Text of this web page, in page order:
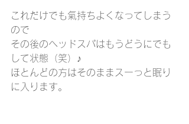
これだけでも氣持ちよくなってしまう
ので
その後のヘッドスパはもうどうにでも
して状態（笑）♪
ほとんどの方はそのままスーっと眠り
に入ります。